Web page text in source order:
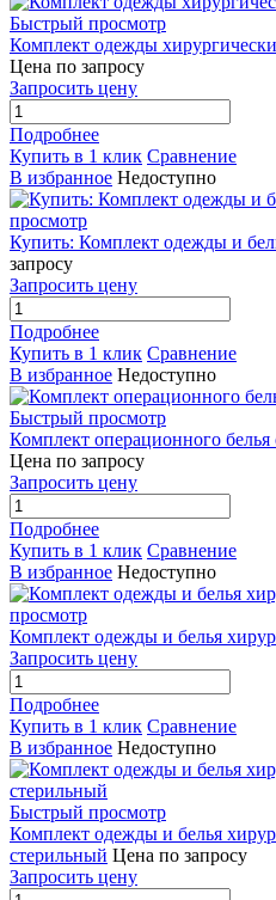
Быстрый просмотр
Комплект одежды
Цена по запросу
Запросить цену
Подробнее
Купить в 1 клик Сравнение
В избранное Недоступно
просмотр
Купить: Комплект одежды и
запросу
Запросить цену
Подробнее
Купить в 1 клик Сравнение
В избранное Недоступно
Быстрый просмотр
Комплект операционного
Цена по запросу
Запросить цену
Подробнее
Купить в 1 клик Сравнение
В избранное Недоступно
просмотр
Комплект одежды и белья
Запросить цену
Подробнее
Купить в 1 клик Сравнение
В избранное Недоступно
Быстрый просмотр
Комплект одежды и белья
стерильный Цена по запросу
Запросить цену